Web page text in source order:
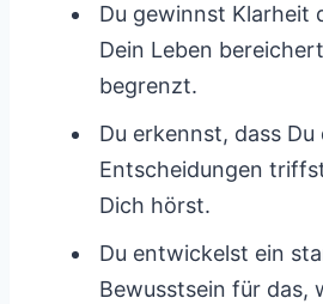
Du gewinnst Klarheit
Dein Leben
begrenzt.
Du erkennst, dass Du
Entscheidungen
Dich hörst.
Du entwickelst ein
Bewusstsein für das,